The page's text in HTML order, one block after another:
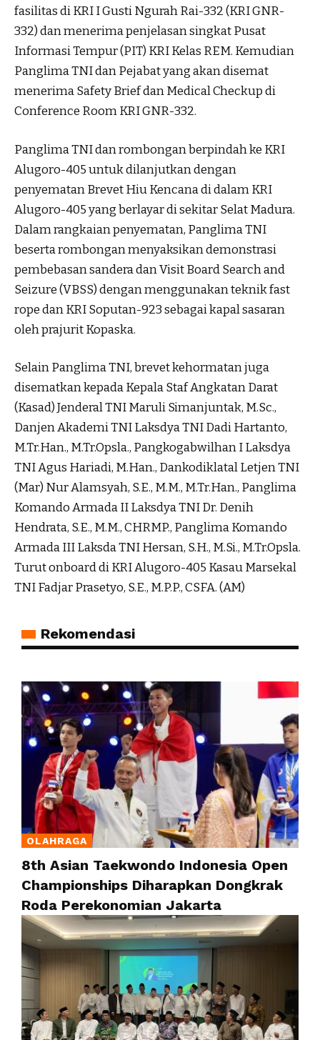
fasilitas di KRI I Gusti Ngurah Rai-332 (KRI GNR-
332) dan menerima penjelasan singkat Pusat
Informasi Tempur (PIT) KRI Kelas REM. Kemudian
Panglima TNI dan Pejabat yang akan disemat
menerima Safety Brief dan Medical Checkup di
Conference Room KRI GNR-332.
Panglima TNI dan rombongan berpindah ke KRI
Alugoro-405 untuk dilanjutkan dengan
penyematan Brevet Hiu Kencana di dalam KRI
Alugoro-405 yang berlayar di sekitar Selat Madura.
Dalam rangkaian penyematan, Panglima TNI
beserta rombongan menyaksikan demonstrasi
pembebasan sandera dan Visit Board Search and
Seizure (VBSS) dengan menggunakan teknik fast
rope dan KRI Soputan-923 sebagai kapal sasaran
oleh prajurit Kopaska.
Selain Panglima TNI, brevet kehormatan juga
disematkan kepada Kepala Staf Angkatan Darat
(Kasad) Jenderal TNI Maruli Simanjuntak, M.Sc.,
Danjen Akademi TNI Laksdya TNI Dadi Hartanto,
M.Tr.Han., M.Tr.Opsla., Pangkogabwilhan I Laksdya
TNI Agus Hariadi, M.Han., Dankodiklatal Letjen TNI
(Mar) Nur Alamsyah, S.E., M.M., M.Tr.Han., Panglima
Komando Armada II Laksdya TNI Dr. Denih
Hendrata, S.E., M.M., CHRMP., Panglima Komando
Armada III Laksda TNI Hersan, S.H., M.Si., M.Tr.Opsla.
Turut onboard di KRI Alugoro-405 Kasau Marsekal
TNI Fadjar Prasetyo, S.E., M.P.P., CSFA. (AM)
Rekomendasi
OLAHRAGA
8th Asian Taekwondo Indonesia Open
Championships Diharapkan Dongkrak
Roda Perekonomian Jakarta